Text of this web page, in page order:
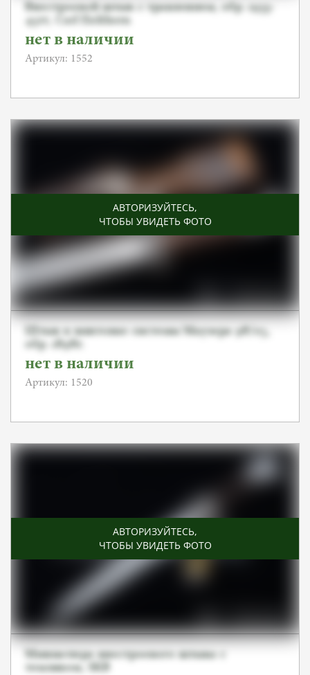
Внестроевой штык с травлением, обр. 1933-
45гг, Carl Eickhorn
нет в наличии
Артикул: 1552
АВТОРИЗУЙТЕСЬ,
ЧТОБЫ УВИДЕТЬ ФОТО
Штык к винтовке системы Маузера 98/05,
обр. 1898г.
нет в наличии
Артикул: 1520
АВТОРИЗУЙТЕСЬ,
ЧТОБЫ УВИДЕТЬ ФОТО
Миниатюра внестроевого штыка с
темляком, SKB